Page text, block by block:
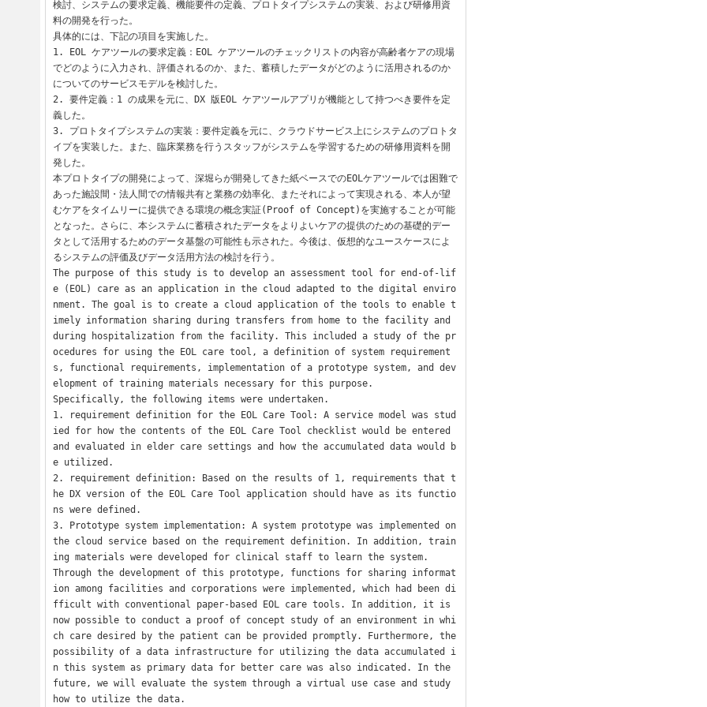
検討、システムの要求定義、機能要件の定義、プロトタイプシステムの実装、および研修用資
料の開発を行った。
具体的には、下記の項目を実施した。
1. EOL ケアツールの要求定義：EOL ケアツールのチェックリストの内容が高齢者ケアの現場
でどのように入力され、評価されるのか、また、蓄積したデータがどのように活用されるのか
についてのサービスモデルを検討した。
2. 要件定義：1 の成果を元に、DX 版EOL ケアツールアプリが機能として持つべき要件を定
義した。
3. プロトタイプシステムの実装：要件定義を元に、クラウドサービス上にシステムのプロトタ
イプを実装した。また、臨床業務を行うスタッフがシステムを学習するための研修用資料を開
発した。
本プロトタイプの開発によって、深堀らが開発してきた紙ベースでのEOLケアツールでは困難で
あった施設間・法人間での情報共有と業務の効率化、またそれによって実現される、本人が望
むケアをタイムリーに提供できる環境の概念実証(Proof of Concept)を実施することが可能
となった。さらに、本システムに蓄積されたデータをよりよいケアの提供のための基礎的デー
タとして活用するためのデータ基盤の可能性も示された。今後は、仮想的なユースケースによ
るシステムの評価及びデータ活用方法の検討を行う。
The purpose of this study is to develop an assessment tool for end-of-lif
e (EOL) care as an application in the cloud adapted to the digital enviro
nment. The goal is to create a cloud application of the tools to enable t
imely information sharing during transfers from home to the facility and
during hospitalization from the facility. This included a study of the pr
ocedures for using the EOL care tool, a definition of system requirement
s, functional requirements, implementation of a prototype system, and dev
elopment of training materials necessary for this purpose.
Specifically, the following items were undertaken.
1. requirement definition for the EOL Care Tool: A service model was stud
ied for how the contents of the EOL Care Tool checklist would be entered
and evaluated in elder care settings and how the accumulated data would b
e utilized.
2. requirement definition: Based on the results of 1, requirements that t
he DX version of the EOL Care Tool application should have as its functio
ns were defined.
3. Prototype system implementation: A system prototype was implemented on
the cloud service based on the requirement definition. In addition, train
ing materials were developed for clinical staff to learn the system.
Through the development of this prototype, functions for sharing informat
ion among facilities and corporations were implemented, which had been di
fficult with conventional paper-based EOL care tools. In addition, it is
now possible to conduct a proof of concept study of an environment in whi
ch care desired by the patient can be provided promptly. Furthermore, the
possibility of a data infrastructure for utilizing the data accumulated i
n this system as primary data for better care was also indicated. In the
future, we will evaluate the system through a virtual use case and study
how to utilize the data.